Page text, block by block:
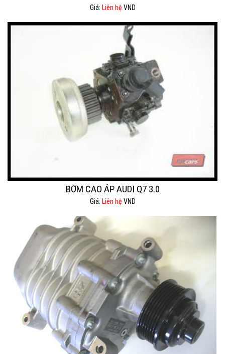
Giá: Liên hệ VND
BƠM CAO ÁP AUDI Q7 3.0
Giá: Liên hệ VND